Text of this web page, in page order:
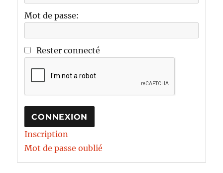
Mot de passe:
Rester connecté
CONNEXION
Inscription
Mot de passe oublié